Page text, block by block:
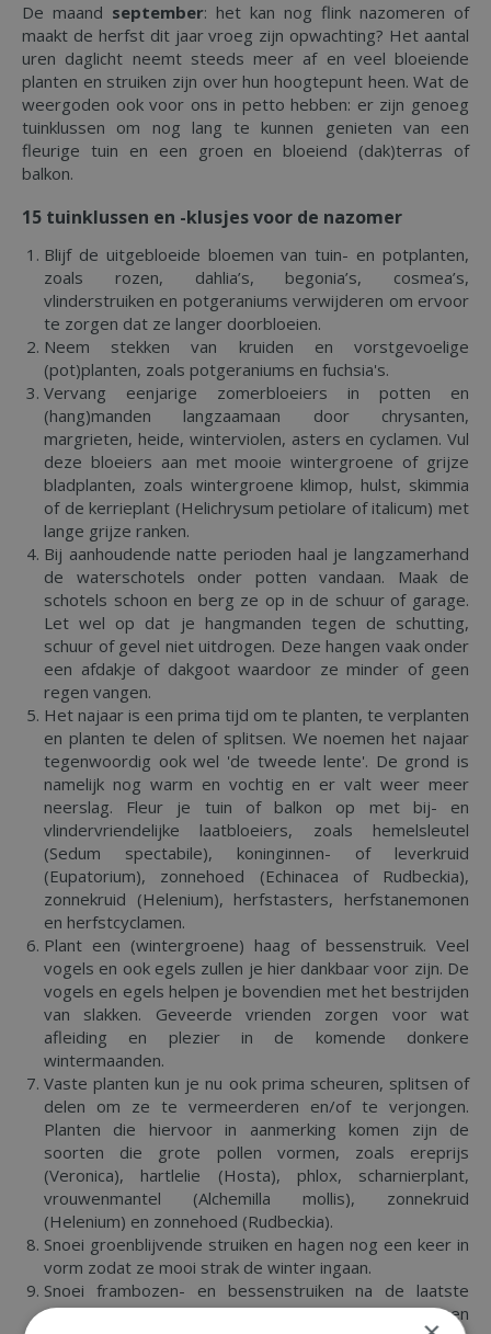
De maand september: het kan nog flink nazomeren of
maakt de herfst dit jaar vroeg zijn opwachting? Het aantal
uren daglicht neemt steeds meer af en veel bloeiende
planten en struiken zijn over hun hoogtepunt heen. Wat de
weergoden ook voor ons in petto hebben: er zijn genoeg
tuinklussen om nog lang te kunnen genieten van een
fleurige tuin en een groen en bloeiend (dak)terras of
balkon.
15 tuinklussen en -klusjes voor de nazomer
Blijf de uitgebloeide bloemen van tuin- en potplanten,
zoals rozen, dahlia’s, begonia’s, cosmea’s,
vlinderstruiken en potgeraniums verwijderen om ervoor
te zorgen dat ze langer doorbloeien.
Neem stekken van kruiden en vorstgevoelige
(pot)planten, zoals potgeraniums en fuchsia's.
Vervang eenjarige zomerbloeiers in potten en
(hang)manden langzaamaan door chrysanten,
margrieten, heide, winterviolen, asters en cyclamen. Vul
deze bloeiers aan met mooie wintergroene of grijze
bladplanten, zoals wintergroene klimop, hulst, skimmia
of de kerrieplant (Helichrysum petiolare of italicum) met
lange grijze ranken.
Bij aanhoudende natte perioden haal je langzamerhand
de waterschotels onder potten vandaan. Maak de
schotels schoon en berg ze op in de schuur of garage.
Let wel op dat je hangmanden tegen de schutting,
schuur of gevel niet uitdrogen. Deze hangen vaak onder
een afdakje of dakgoot waardoor ze minder of geen
regen vangen.
Het najaar is een prima tijd om te planten, te verplanten
en planten te delen of splitsen. We noemen het najaar
tegenwoordig ook wel 'de tweede lente'. De grond is
namelijk nog warm en vochtig en er valt weer meer
neerslag. Fleur je tuin of balkon op met bij- en
vlindervriendelijke laatbloeiers, zoals hemelsleutel
(Sedum spectabile), koninginnen- of leverkruid
(Eupatorium), zonnehoed (Echinacea of Rudbeckia),
zonnekruid (Helenium), herfstasters, herfstanemonen
en herfstcyclamen.
Plant een (wintergroene) haag of bessenstruik. Veel
vogels en ook egels zullen je hier dankbaar voor zijn. De
vogels en egels helpen je bovendien met het bestrijden
van slakken. Geveerde vrienden zorgen voor wat
afleiding en plezier in de komende donkere
wintermaanden.
Vaste planten kun je nu ook prima scheuren, splitsen of
delen om ze te vermeerderen en/of te verjongen.
Planten die hiervoor in aanmerking komen zijn de
soorten die grote pollen vormen, zoals ereprijs
(Veronica), hartlelie (Hosta), phlox, scharnierplant,
vrouwenmantel (Alchemilla mollis), zonnekruid
(Helenium) en zonnehoed (Rudbeckia).
Snoei groenblijvende struiken en hagen nog een keer in
vorm zodat ze mooi strak de winter ingaan.
Snoei frambozen- en bessenstruiken na de laatste
oogst terug. Verwijder bladeren boven druiventrossen